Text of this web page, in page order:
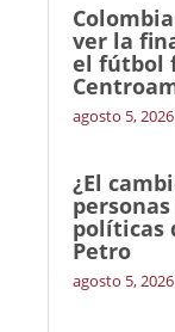
ver la
el fútbol
agosto 5, 2026
¿El
personas
políticas
Petro
agosto 5, 2026